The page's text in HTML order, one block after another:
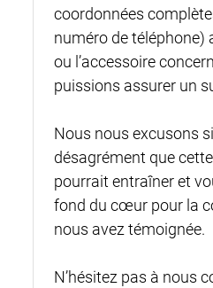
coordonnées
numéro de téléphone)
ou l’accessoire
puissions assurer un
Nous nous excusons
désagrément que
pourrait entraîner et
fond du cœur pour la
nous avez témoignée.
N’hésitez pas à nous